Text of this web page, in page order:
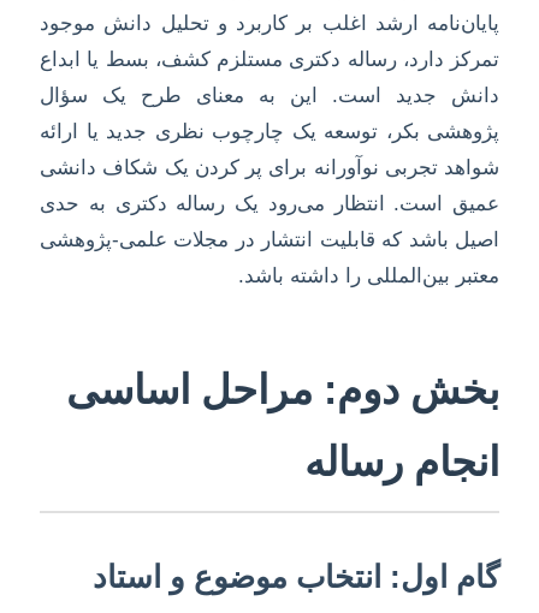
پایان‌نامه ارشد اغلب بر کاربرد و تحلیل دانش موجود
تمرکز دارد، رساله دکتری مستلزم کشف، بسط یا ابداع
دانش جدید است. این به معنای طرح یک سؤال
پژوهشی بکر، توسعه یک چارچوب نظری جدید یا ارائه
شواهد تجربی نوآورانه برای پر کردن یک شکاف دانشی
عمیق است. انتظار می‌رود یک رساله دکتری به حدی
اصیل باشد که قابلیت انتشار در مجلات علمی-پژوهشی
معتبر بین‌المللی را داشته باشد.
بخش دوم: مراحل اساسی
انجام رساله
گام اول: انتخاب موضوع و استاد